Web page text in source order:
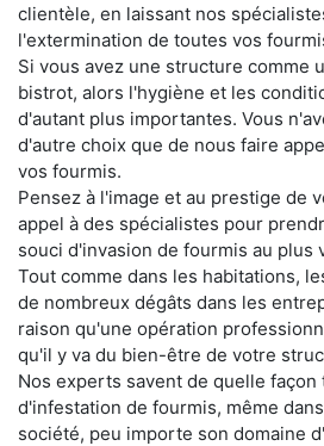
clientèle, en laissant nos
l'extermination de toutes vos
Si vous avez une structure comme
bistrot, alors l'hygiène et les
d'autant plus importantes. Vous
d'autre choix que de nous faire
vos fourmis.
Pensez à l'image et au prestige de
appel à des spécialistes pour
souci d'invasion de fourmis au plus
Tout comme dans les habitations,
de nombreux dégâts dans les
raison qu'une opération
qu'il y va du bien-être de votre
Nos experts savent de quelle
d'infestation de fourmis, même
société, peu importe son domaine